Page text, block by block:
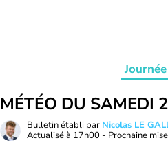
Journée
MÉTÉO DU SAMEDI
Bulletin établi par Nicolas LE
Actualisé à 17h00 - Prochaine